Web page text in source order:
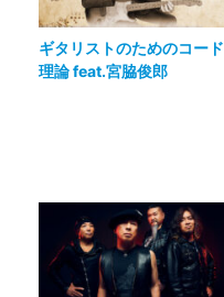
ギタリストのためのコード
理論 feat.宮脇俊郎